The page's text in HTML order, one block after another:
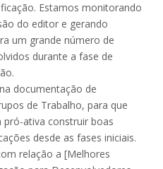
Estamos monitorando
do editor e gerando
um grande número de
durante a fase de
documentação de
de Trabalho, para que
pró-ativa construir boas
desde as fases iniciais.
relação a [Melhores